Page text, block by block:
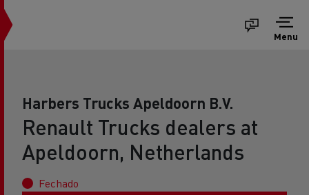
Menu
Harbers Trucks Apeldoorn B.V.
Renault Trucks dealers at
Apeldoorn, Netherlands
Fechado